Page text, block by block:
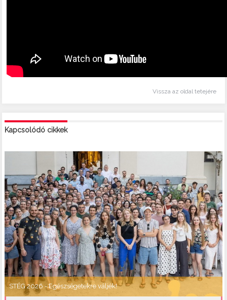
Vissza az oldal tetejére
Kapcsolódó cikkek
STÉG 2026 - Egészségetekre váljék!